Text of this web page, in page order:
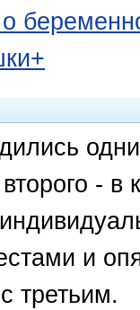
- в
и
третьим.